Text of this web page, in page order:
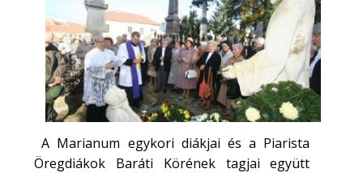
A Marianum egykori diákjai és a Piarista
Öregdiákok Baráti Körének tagjai együtt